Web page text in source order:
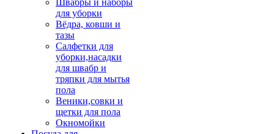
Швабры и наборы
для уборки
Вёдра, ковши и
тазы
Салфетки для
уборки,насадки
для швабр и
тряпки для мытья
пола
Веники,совки и
щетки для пола
Окномойки